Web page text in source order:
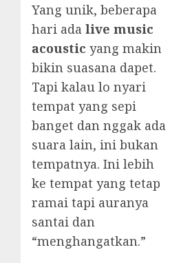
Yang unik, beberapa
hari ada live music
acoustic yang makin
bikin suasana dapet.
Tapi kalau lo nyari
tempat yang sepi
banget dan nggak ada
suara lain, ini bukan
tempatnya. Ini lebih
ke tempat yang tetap
ramai tapi auranya
santai dan
“menghangatkan.”